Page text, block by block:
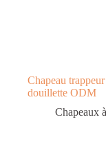
Chapeau
douillette ODM
Chapeaux